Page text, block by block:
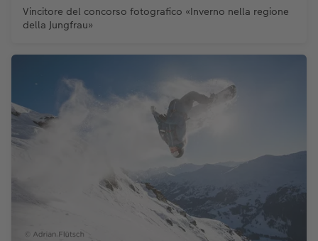
Vincitore del concorso fotografico «Inverno nella regione
della Jungfrau»